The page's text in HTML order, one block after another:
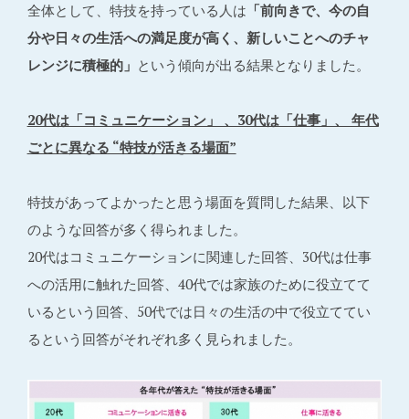
全体として、特技を持っている人は 「前向きで、今の自
分や日々の生活への満足度が高く、新しいことへのチャ
レンジに積極的」 という傾向が出る結果となりました。
20代は「コミュニケーション」 、30代は「仕事」、 年代
ごとに異なる “特技が活きる場面”
特技があってよかったと思う場面を質問した結果、以下
のような回答が多く得られました。
20代はコミュニケーションに関連した回答、30代は仕事
への活用に触れた回答、40代では家族のために役立てて
いるという回答、50代では日々の生活の中で役立ててい
るという回答がそれぞれ多く見られました。